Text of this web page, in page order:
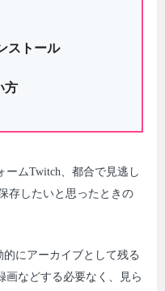
ストール
方
ムTwitch、都合で見逃し
存したいと思ったときの
にアーカイブとして残る
画などする必要なく、見ら